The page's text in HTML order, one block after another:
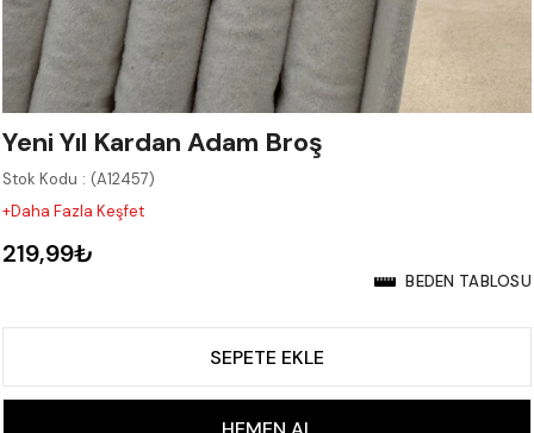
Yeni Yıl Kardan Adam Broş
Stok Kodu
(A12457)
+Daha Fazla Keşfet
219,99₺
BEDEN TABLOSU